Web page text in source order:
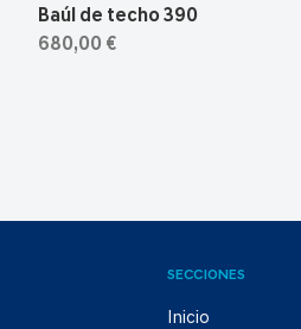
Baúl de techo 390
680,00 €
SECCIONES
Inicio